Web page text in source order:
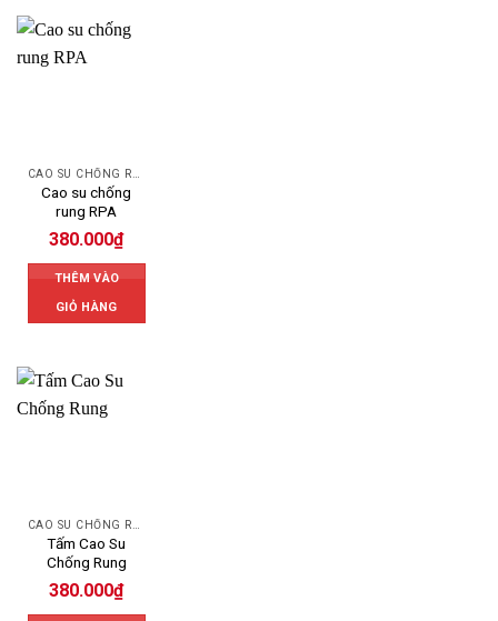
Cao su chống
rung RPA
380.000₫
THÊM VÀO
GIỎ HÀNG
Tấm Cao Su
Chống Rung
380.000₫